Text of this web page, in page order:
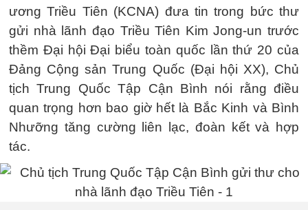
ương Triều Tiên (KCNA) đưa tin trong bức thư
gửi nhà lãnh đạo Triều Tiên Kim Jong-un trước
thềm Đại hội Đại biểu toàn quốc lần thứ 20 của
Đảng Cộng sản Trung Quốc (Đại hội XX), Chủ
tịch Trung Quốc Tập Cận Bình nói rằng điều
quan trọng hơn bao giờ hết là Bắc Kinh và Bình
Nhưỡng tăng cường liên lạc, đoàn kết và hợp
tác.